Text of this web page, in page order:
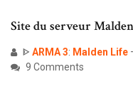
Site du serveur
ᐈ ARMA3: Malden Life
9 Comments